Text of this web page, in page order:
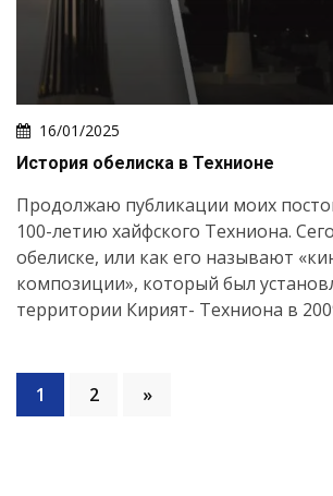
16/01/2025
История обелиска в Технионе
Продолжаю публикации моих
100-летию хайфского Техниона.
обелиске, или как его называют
композиции», который был
территории Кирият- Техниона в
1 2 »